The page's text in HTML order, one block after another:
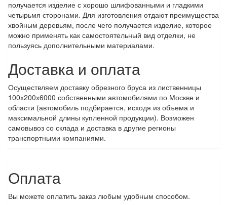
получается изделие с хорошо шлифованными и гладкими
четырьмя сторонами. Для изготовления отдают преимущества
хвойным деревьям, после чего получается изделие, которое
можно применять как самостоятельный вид отделки, не
пользуясь дополнительными материалами.
Доставка и оплата
Осуществляем доставку обрезного бруса из лиственницы
100х200х6000 собственными автомобилями по Москве и
области (автомобиль подбирается, исходя из объема и
максимальной длины купленной продукции). Возможен
самовывоз со склада и доставка в другие регионы
транспортными компаниями.
Оплата
Вы можете оплатить заказ любым удобным способом.